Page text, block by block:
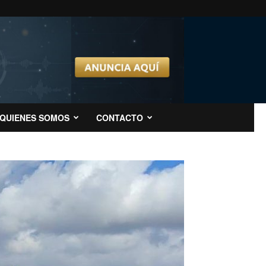
QUIENES SOMOS CONTACTO